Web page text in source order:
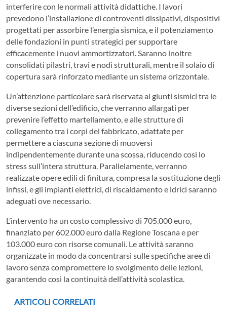
interferire con le normali attività didattiche. I lavori
prevedono l’installazione di controventi dissipativi, dispositivi
progettati per assorbire l’energia sismica, e il potenziamento
delle fondazioni in punti strategici per supportare
efficacemente i nuovi ammortizzatori. Saranno inoltre
consolidati pilastri, travi e nodi strutturali, mentre il solaio di
copertura sarà rinforzato mediante un sistema orizzontale.
Un’attenzione particolare sarà riservata ai giunti sismici tra le
diverse sezioni dell’edificio, che verranno allargati per
prevenire l’effetto martellamento, e alle strutture di
collegamento tra i corpi del fabbricato, adattate per
permettere a ciascuna sezione di muoversi
indipendentemente durante una scossa, riducendo così lo
stress sull’intera struttura. Parallelamente, verranno
realizzate opere edili di finitura, compresa la sostituzione degli
infissi, e gli impianti elettrici, di riscaldamento e idrici saranno
adeguati ove necessario.
L’intervento ha un costo complessivo di 705.000 euro,
finanziato per 602.000 euro dalla Regione Toscana e per
103.000 euro con risorse comunali. Le attività saranno
organizzate in modo da concentrarsi sulle specifiche aree di
lavoro senza compromettere lo svolgimento delle lezioni,
garantendo così la continuità dell’attività scolastica.
ARTICOLI CORRELATI